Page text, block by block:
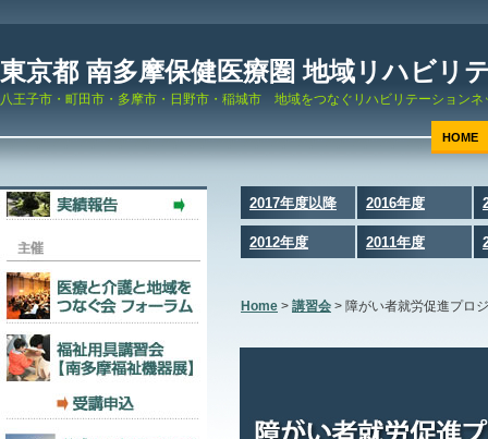
東京都 南多摩保健医療圏 地域リハビリ
八王子市・町田市・多摩市・日野市・稲城市 地域をつなぐリハビリテーションネ
HOME
2017年度以降 2016年度
2012年度 2011年度
Home > 講習会 > 障がい者就労促進プロ